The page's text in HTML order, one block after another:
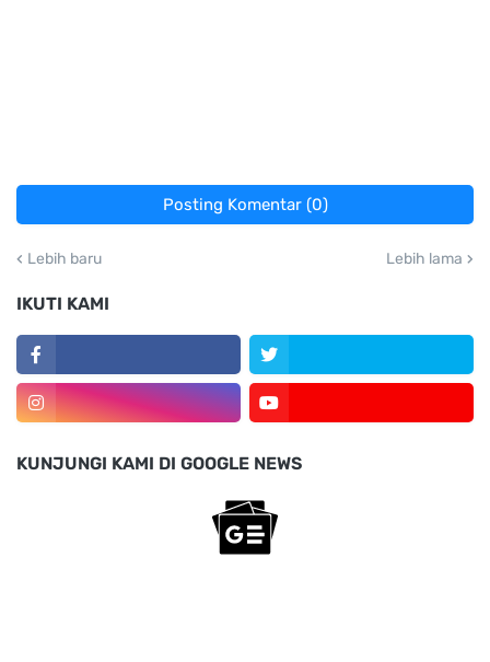
Posting Komentar (0)
Lebih baru Lebih lama
IKUTI KAMI
KUNJUNGI KAMI DI GOOGLE NEWS